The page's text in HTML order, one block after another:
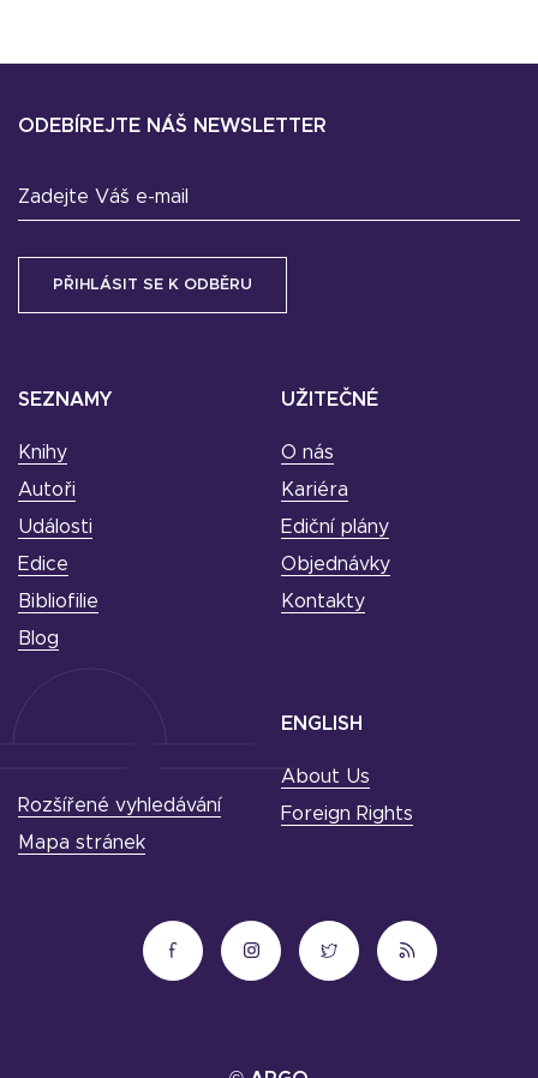
SEZNAMY
Knihy
Autoři
Události
Edice
Bibliofilie
Blog
UŽITEČNÉ
O nás
Kariéra
Ediční plány
Objednávky
Kontakty
ODEBÍREJTE NÁŠ NEWSLETTER
Zadejte Váš e-mail
ENGLISH
About Us
Foreign Rights
Rozšířené vyhledávání
Mapa stránek